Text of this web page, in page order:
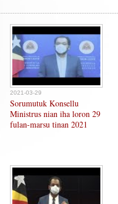
2021-03-29
Sorumutuk Konsellu
Ministrus nian iha loron 29
fulan-marsu tinan 2021